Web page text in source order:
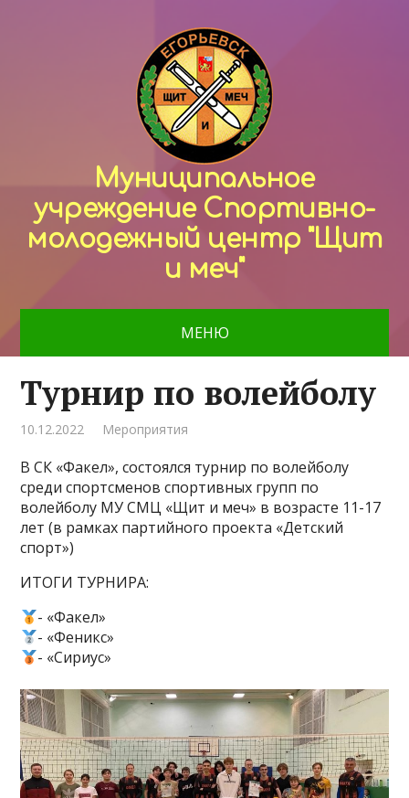
Муниципальное
учреждение Спортивно-
молодежный центр "Щит
и меч"
МЕНЮ
Турнир по волейболу
10.12.2022 Мероприятия
В СК «Факел», состоялся турнир по волейболу
среди спортсменов спортивных групп по
волейболу МУ СМЦ «Щит и меч» в возрасте 11-17
лет (в рамках партийного проекта «Детский
спорт»)
ИТОГИ ТУРНИРА:
- «Факел»
- «Феникс»
- «Сириус»